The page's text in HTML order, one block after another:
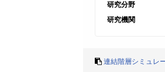
研究分野
研究機関
連結階層シミュレ